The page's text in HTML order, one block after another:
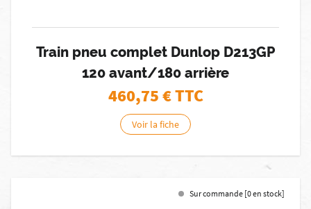
Train pneu complet Dunlop D213GP
120 avant/180 arrière
460,75€ TTC
Voir la fiche
Sur commande [0 en stock]